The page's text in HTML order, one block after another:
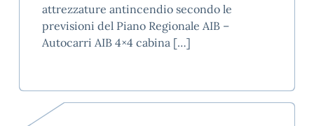
attrezzature antincendio secondo le
previsioni del Piano Regionale AIB –
Autocarri AIB 4×4 cabina […]